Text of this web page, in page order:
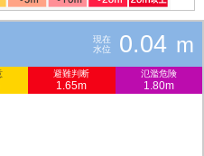
現在
水位
0.04 m
避難判断
1.65m
氾濫危険
1.80m